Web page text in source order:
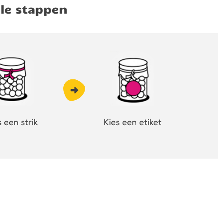
stappen
een strik Kies een etiket